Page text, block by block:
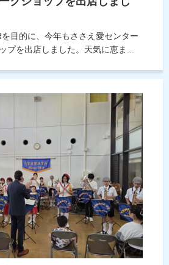
目的に、今年もささえ愛センター
プを出店しました。天気に恵ま...